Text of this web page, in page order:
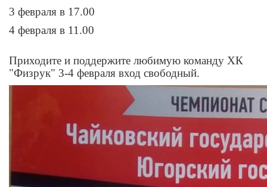
3 февраля в 17.00
4 февраля в 11.00
Приходите и поддержите любимую команду ХК
"Физрук" 3-4 февраля вход свободный.